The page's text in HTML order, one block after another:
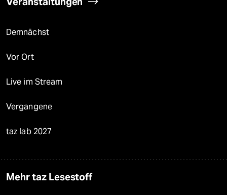
Demnächst
Vor Ort
Live im Stream
Vergangene
taz lab 2027
Mehr taz Lesestoff